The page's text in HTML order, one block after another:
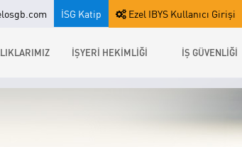
İSG Katip Ezel IBYS Kullanıcı Girişi
İŞYERİ HEKİMLİĞİ İŞ GÜVENLİĞİ